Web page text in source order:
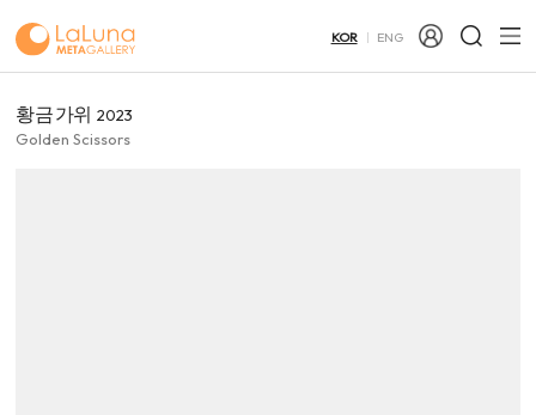
KOR ENG
황금 가위 2023
Golden Scissors